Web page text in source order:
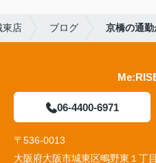
東店 ブログ 京橋の通
06-4400-6971
〒536-0013
大阪府大阪市城東区鴫野東１丁